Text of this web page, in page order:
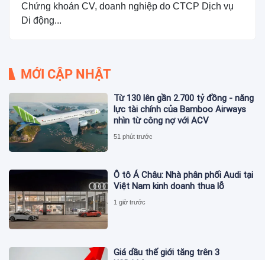
Chứng khoán CV, doanh nghiệp do CTCP Dịch vụ
Di động...
MỚI CẬP NHẬT
Từ 130 lên gần 2.700 tỷ đồng - năng
lực tài chính của Bamboo Airways
nhìn từ công nợ với ACV
51 phút trước
Ô tô Á Châu: Nhà phân phối Audi tại
Việt Nam kinh doanh thua lỗ
1 giờ trước
Giá dầu thế giới tăng trên 3